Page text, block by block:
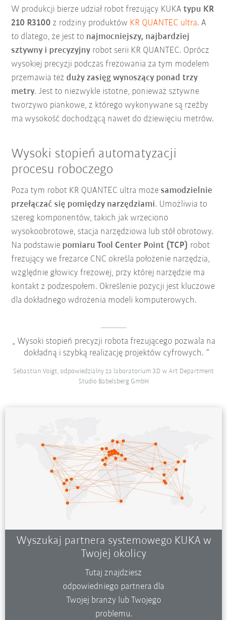
W produkcji bierze udział robot frezujący KUKAtypu KR
210 R3100 z rodziny produktów KR QUANTEC ultra. A
to dlatego, że jest to najmocniejszy, najbardziej
sztywny i precyzyjny robot serii KR QUANTEC. Oprócz
wysokiej precyzji podczas frezowania za tym modelem
przemawia teżduży zasięg wynoszący ponad trzy
metry. Jest to niezwykle istotne, ponieważ sztywne
tworzywo piankowe, z którego wykonywane są rzeźby
ma wysokość dochodzącą nawet do dziewięciu metrów.
Wysoki stopień automatyzacji
procesu roboczego
Poza tym robot KR QUANTEC ultra możesamodzielnie
przełączać się pomiędzy narzędziami. Umożliwia to
szereg komponentów, takich jak wrzeciono
wysokoobrotowe, stacja narzędziowa lub stół obrotowy.
Na podstawie pomiaru Tool Center Point (TCP) robot
frezujący we frezarce CNC określa położenie narzędzia,
względnie głowicy frezowej, przy której narzędzie ma
kontakt z podzespołem. Określenie pozycji jest kluczowe
dla dokładnego wdrożenia modeli komputerowych.
Wysoki stopień precyzji robota frezującego pozwala na
dokładną i szybką realizację projektów cyfrowych.
Sebastian Voigt, odpowiedzialny za laboratorium 3D w Art Department
Studio Babelsberg GmbH
Wyszukaj partnera systemowego KUKA w
Twojej okolicy
Tutaj znajdziesz
odpowiedniego partnera dla
Twojej branży lub Twojego
problemu.